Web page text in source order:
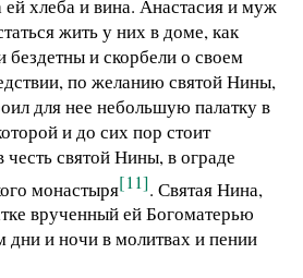
хлеба и вина. Анастасия и муж
жить у них в доме, как
бездетны и скорбели о своем
по желанию святой Нины,
для нее небольшую палатку в
и до сих пор стоит
святой Нины, в ограде
монастыря[11]. Святая Нина,
врученный ей Богоматерью
дни и ночи в молитвах и пении